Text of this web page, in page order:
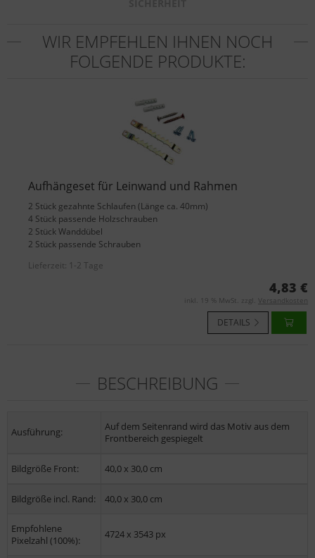
WIR EMPFEHLEN IHNEN NOCH
FOLGENDE PRODUKTE:
Aufhängeset für Leinwand und Rahmen
2 Stück gezahnte Schlaufen (Länge ca. 40mm)
4 Stück passende Holzschrauben
2 Stück Wanddübel
2 Stück passende Schrauben
Lieferzeit: 1-2 Tage
4,83 €
inkl. 19 % MwSt. zzgl. Versandkosten
DETAILS
BESCHREIBUNG
Ausführung:
Auf dem Seitenrand wird das Motiv aus dem
Frontbereich gespiegelt
Bildgröße Front: 40,0 x 30,0 cm
Bildgröße incl. Rand: 40,0 x 30,0 cm
Empfohlene
Pixelzahl (100%):
4724 x 3543 px